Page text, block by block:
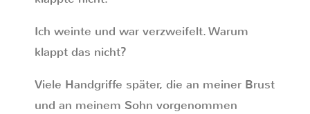
Ich weinte und war verzweifelt. Warum
klappt das nicht?
Viele Handgriffe später, die an meiner Brust
und an meinem Sohn vorgenommen